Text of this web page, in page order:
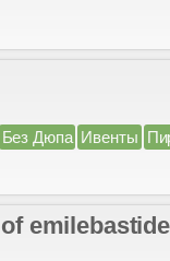
Без Дюпа Ивенты